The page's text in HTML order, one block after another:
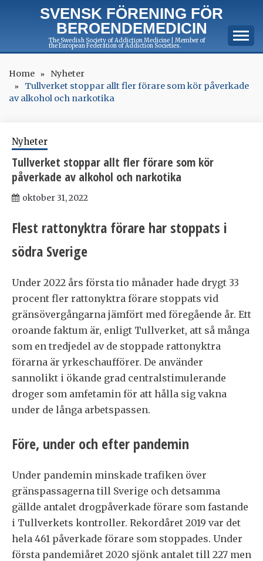
SVENSK FÖRENING FÖR
BEROENDEMEDICIN
The Swedish Society of Addiction Medicine | Member of
the European Federation of Addiction Societies.
Home
Nyheter
Tullverket stoppar allt fler förare som kör påverkade
av alkohol och narkotika
Nyheter
Tullverket stoppar allt fler förare som kör
påverkade av alkohol och narkotika
oktober 31, 2022
Flest rattonyktra förare har stoppats i
södra Sverige
Under 2022 års första tio månader hade drygt 33
procent fler rattonyktra förare stoppats vid
gränsövergångarna jämfört med föregående år. Ett
oroande faktum är, enligt Tullverket, att så många
som en tredjedel av de stoppade rattonyktra
förarna är yrkeschaufförer. De använder
sannolikt i ökande grad centralstimulerande
droger som amfetamin för att hålla sig vakna
under de långa arbetspassen.
Före, under och efter pandemin
Under pandemin minskade trafiken över
gränspassagerna till Sverige och detsamma
gällde antalet drogpåverkade förare som fastande
i Tullverkets kontroller. Rekordåret 2019 var det
hela 461 påverkade förare som stoppades. Under
första pandemiåret 2020 sjönk antalet till 227 men